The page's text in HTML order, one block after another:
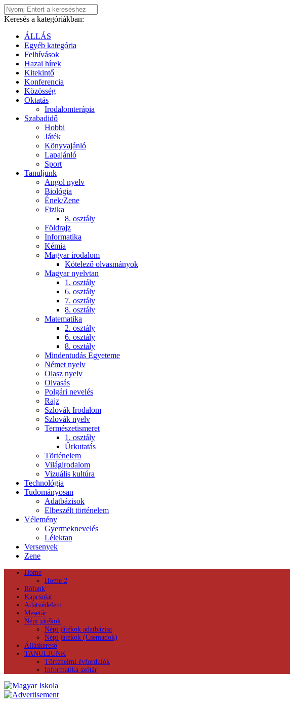
Keresés a kategóriákban:
ÁLLÁS
Egyéb kategória
Felhívások
Hazai hírek
Kitekintő
Konferencia
Közösség
Oktatás
Irodalomterápia
Szabadidő
Hobbi
Játék
Könyvajánló
Lapajánló
Sport
Tanuljunk
Angol nyelv
Biológia
Ének/Zene
Fizika
8. osztály
Földrajz
Informatika
Kémia
Magyar irodalom
Kötelező olvasmányok
Magyar nyelvtan
1. osztály
6. osztály
7. osztály
8. osztály
Matematika
2. osztály
6. osztály
8. osztály
Mindentudás Egyeteme
Német nyelv
Olasz nyelv
Olvasás
Polgári nevelés
Rajz
Szlovák Irodalom
Szlovák nyelv
Természetismeret
1. osztály
Űrkutatás
Történelem
Világirodalom
Vizuális kultúra
Technológia
Tudományosan
Adatbázisok
Elbeszélt történelem
Vélemény
Gyermeknevelés
Lélektan
Versenyek
Zene
Home
Home 2
Rólunk
Kapcsolat
Adatvédelem
Mesetár
Népi játékok
Népi játékok adatbázisa
Népi játékok (Csemadok)
Álláskereső
TANULJUNK
Történelmi évfordulók
Informatika szótár